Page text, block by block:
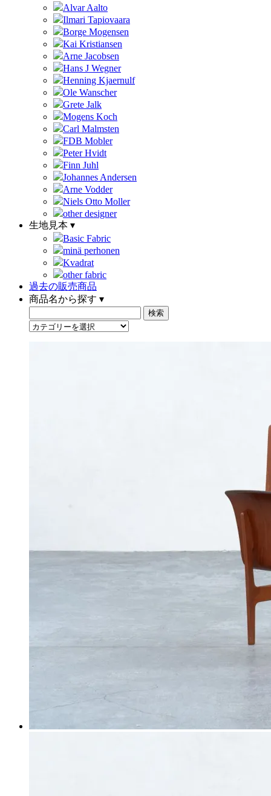
Alvar Aalto
Ilmari Tapiovaara
Borge Mogensen
Kai Kristiansen
Arne Jacobsen
Hans J Wegner
Henning Kjaernulf
Ole Wanscher
Grete Jalk
Mogens Koch
Carl Malmsten
FDB Mobler
Peter Hvidt
Finn Juhl
Johannes Andersen
Arne Vodder
Niels Otto Moller
other designer
生地見本 ▾
Basic Fabric
minä perhonen
Kvadrat
other fabric
過去の販売商品
商品名から探す ▾